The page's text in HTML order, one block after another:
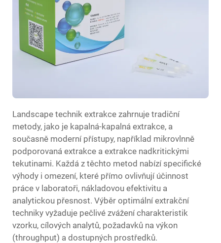
Landscape technik extrakce zahrnuje tradiční
metody, jako je kapalná-kapalná extrakce, a
současně moderní přístupy, například mikrovlnně
podporovaná extrakce a extrakce nadkritickými
tekutinami. Každá z těchto metod nabízí specifické
výhody i omezení, které přímo ovlivňují účinnost
práce v laboratoři, nákladovou efektivitu a
analytickou přesnost. Výběr optimální extrakční
techniky vyžaduje pečlivé zvážení charakteristik
vzorku, cílových analytů, požadavků na výkon
(throughput) a dostupných prostředků.